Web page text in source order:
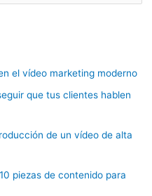
el vídeo marketing moderno
que tus clientes hablen
de un vídeo de alta
piezas de contenido para